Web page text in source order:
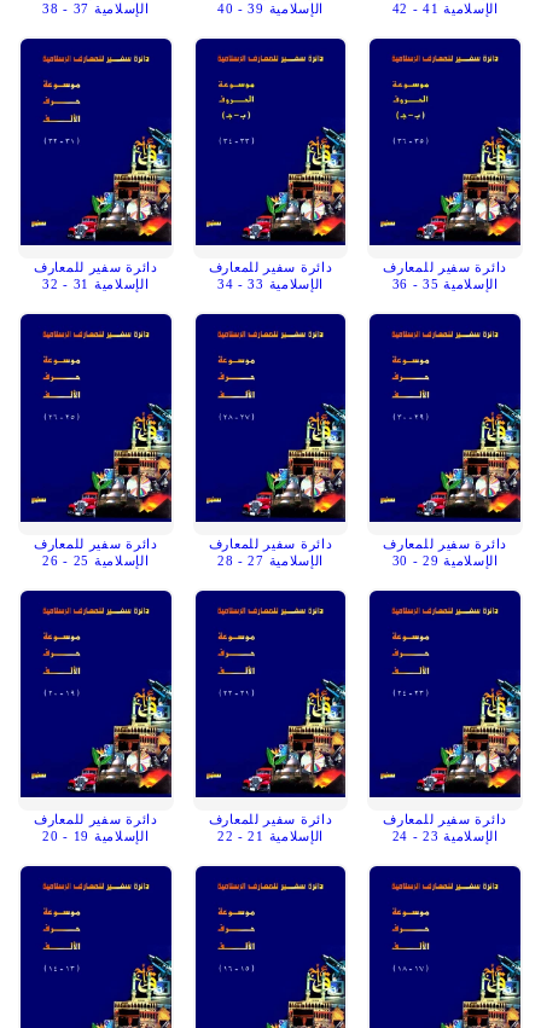
الإسلامية 41 - 42
الإسلامية 39 - 40
الإسلامية 37 - 38
دائرة سفير للمعارف
الإسلامية 35 - 36
دائرة سفير للمعارف
الإسلامية 33 - 34
دائرة سفير للمعارف
الإسلامية 31 - 32
دائرة سفير للمعارف
الإسلامية 29 - 30
دائرة سفير للمعارف
الإسلامية 27 - 28
دائرة سفير للمعارف
الإسلامية 25 - 26
دائرة سفير للمعارف
الإسلامية 23 - 24
دائرة سفير للمعارف
الإسلامية 21 - 22
دائرة سفير للمعارف
الإسلامية 19 - 20